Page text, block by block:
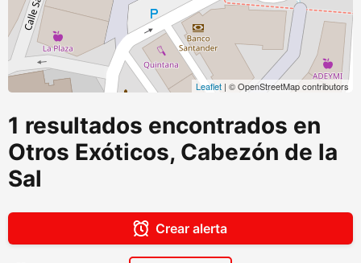
Leaflet | © OpenStreetMap contributors
1 resultados encontrados en
Otros Exóticos, Cabezón de la
Sal
Crear alerta